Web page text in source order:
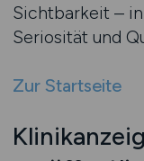
Sichtbarkeit –
Seriosität und
Zur Startseite